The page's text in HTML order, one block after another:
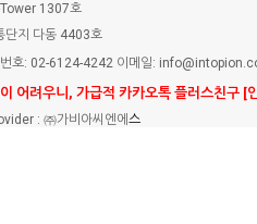
1307호
단지 다동 4403호
호: 02-6124-4242 이메일:
어려우니, 가급적 카카오톡 플러스친구 [
: ㈜가비아씨엔에 스